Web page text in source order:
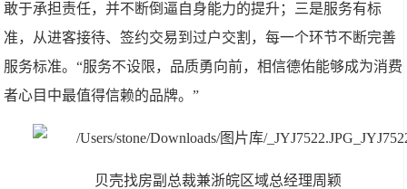
敢于承担责任，并不断倒逼自身能力的提升；三是服务有标
准，从进客接待、签约交易到过户交割，每一个环节不断完善
服务标准。“服务不设限，品质勇向前，相信德佑能够成为消费
者心目中最值得信赖的品牌。”
贝壳找房副总裁兼浙皖区域总经理周颖